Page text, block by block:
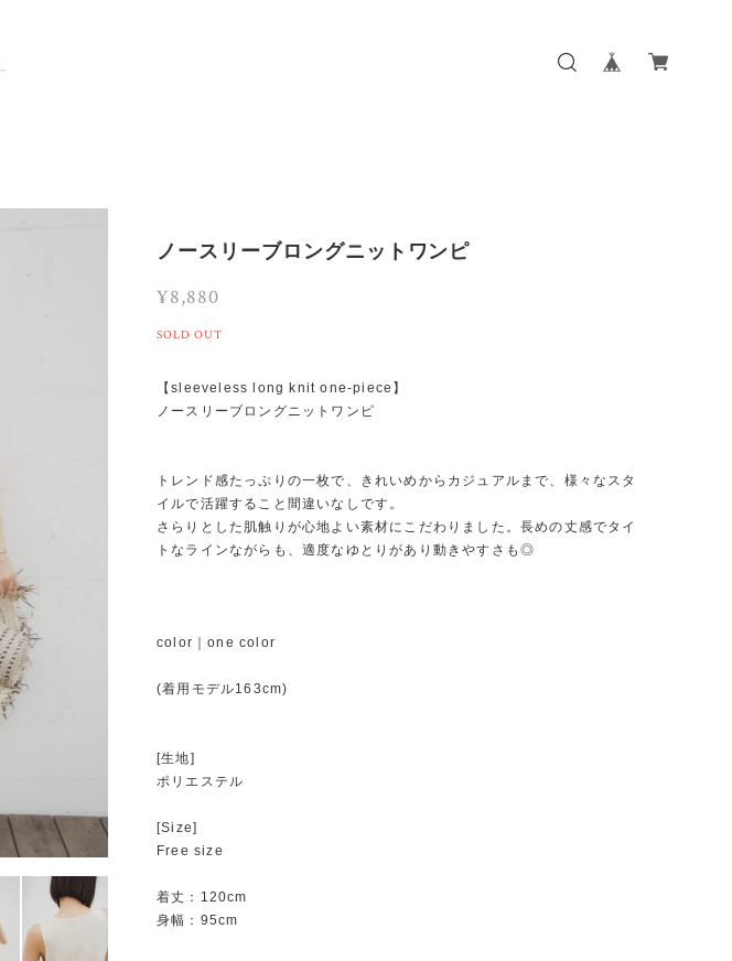
ノースリーブロングニットワンピ
¥8,880
SOLD OUT
【sleeveless long knit one-piece】
ノースリーブロングニットワンピ
トレンド感たっぷりの一枚で、きれいめからカジュアルまで、様々なスタ
イルで活躍すること間違いなしです。
さらりとした肌触りが心地よい素材にこだわりました。長めの丈感でタイ
トなラインながらも、適度なゆとりがあり動きやすさも◎
color｜one color
(着用モデル163cm)
[生地]
ポリエステル
[Size]
Free size
着丈：120cm
身幅：95cm